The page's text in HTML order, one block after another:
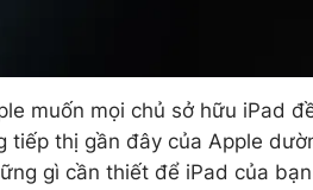
muốn mọi chủ sở hữu iPad
tiếp thị gần đây của Apple
gì cần thiết để iPad của